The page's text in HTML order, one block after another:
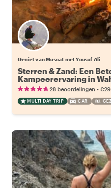
Geniet van Muscat met Yousuf Ali
Sterren & Zand: Een
Kampeerervaring in
28 beoordelingen •
MULTI DAY TRIP CAR